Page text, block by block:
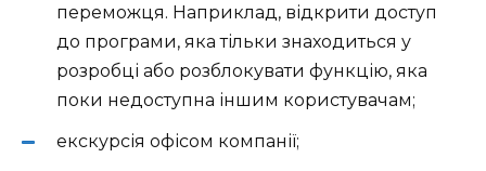
переможця. Наприклад, відкрити доступ
до програми, яка тільки знаходиться у
розробці або розблокувати функцію, яка
поки недоступна іншим користувачам;
екскурсія офісом компанії;